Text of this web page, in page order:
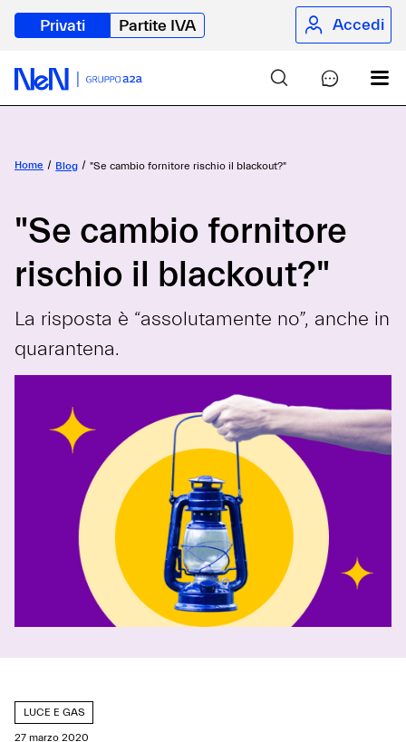
Privati Partite IVA Accedi
Home Blog "Se cambio fornitore rischio il blackout?"
"Se cambio fornitore
rischio il blackout?"
La risposta è “assolutamente no”, anche in
quarantena.
LUCE E GAS
27 marzo 2020